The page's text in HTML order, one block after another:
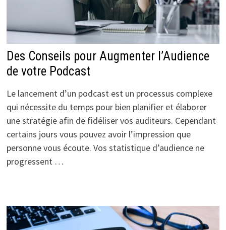
Des Conseils pour Augmenter l’Audience
de votre Podcast
Le lancement d’un podcast est un processus complexe
qui nécessite du temps pour bien planifier et élaborer
une stratégie afin de fidéliser vos auditeurs. Cependant
certains jours vous pouvez avoir l’impression que
personne vous écoute. Vos statistique d’audience ne
progressent …